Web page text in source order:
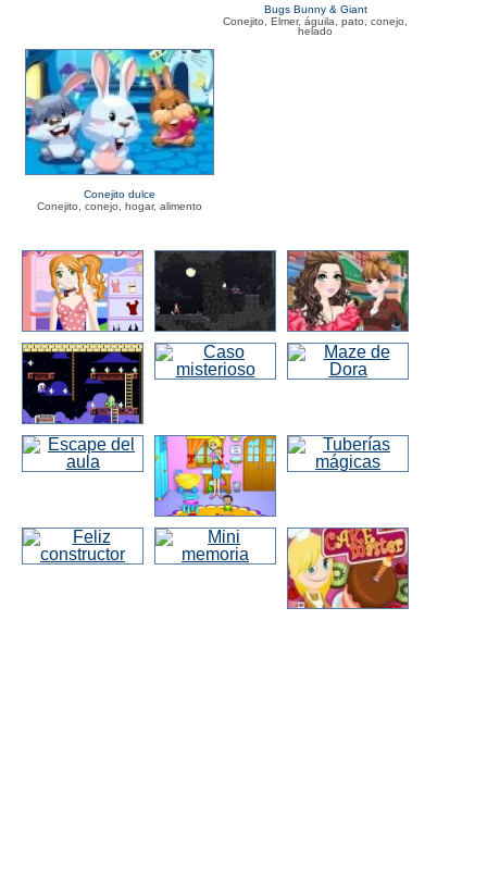
Bugs Bunny & Giant
Conejito, Elmer, águila, pato, conejo,
helado
Conejito dulce
Conejito, conejo, hogar, alimento